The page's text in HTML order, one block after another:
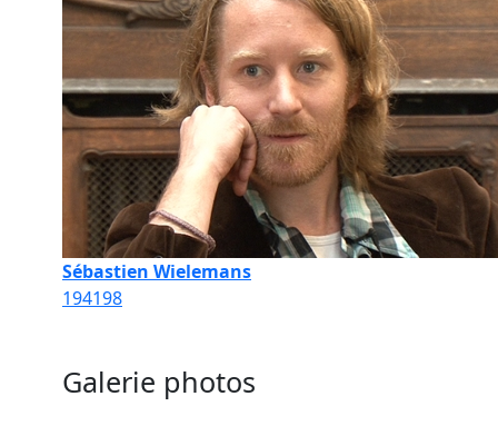
Sébastien Wielemans
194198
Galerie photos